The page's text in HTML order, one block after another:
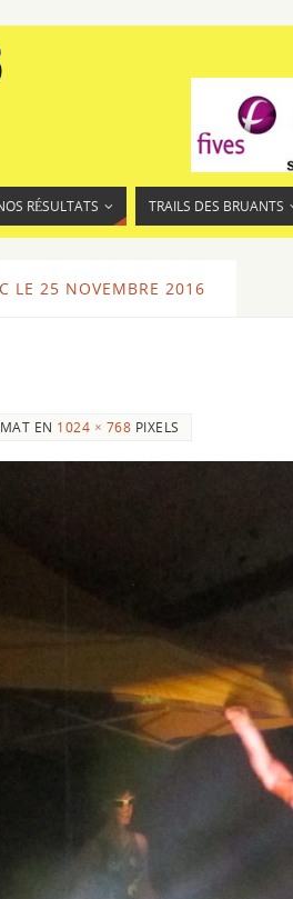
RÉSULTATS TRAILS DES BRUANTS
LE 25 NOVEMBRE 2016
EN 1024 × 768 PIXELS